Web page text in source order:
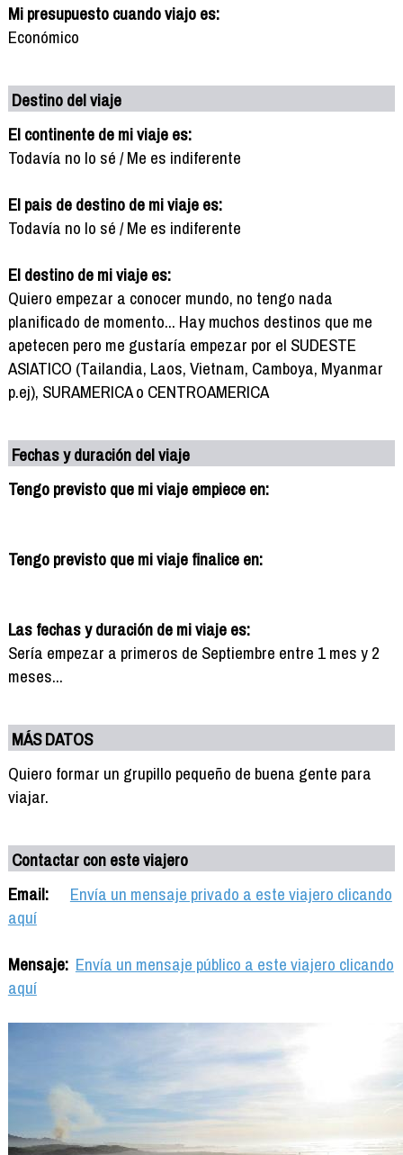
Mi presupuesto cuando viajo es:
Económico
Destino del viaje
El continente de mi viaje es:
Todavía no lo sé / Me es indiferente
El pais de destino de mi viaje es:
Todavía no lo sé / Me es indiferente
El destino de mi viaje es:
Quiero empezar a conocer mundo, no tengo nada
planificado de momento... Hay muchos destinos que me
apetecen pero me gustaría empezar por el SUDESTE
ASIATICO (Tailandia, Laos, Vietnam, Camboya, Myanmar
p.ej), SURAMERICA o CENTROAMERICA
Fechas y duración del viaje
Tengo previsto que mi viaje empiece en:
Tengo previsto que mi viaje finalice en:
Las fechas y duración de mi viaje es:
Sería empezar a primeros de Septiembre entre 1 mes y 2
meses...
MÁS DATOS
Quiero formar un grupillo pequeño de buena gente para
viajar.
Contactar con este viajero
Email:
Envía un mensaje privado a este viajero clicando
aquí
Mensaje: Envía un mensaje público a este viajero clicando
aquí